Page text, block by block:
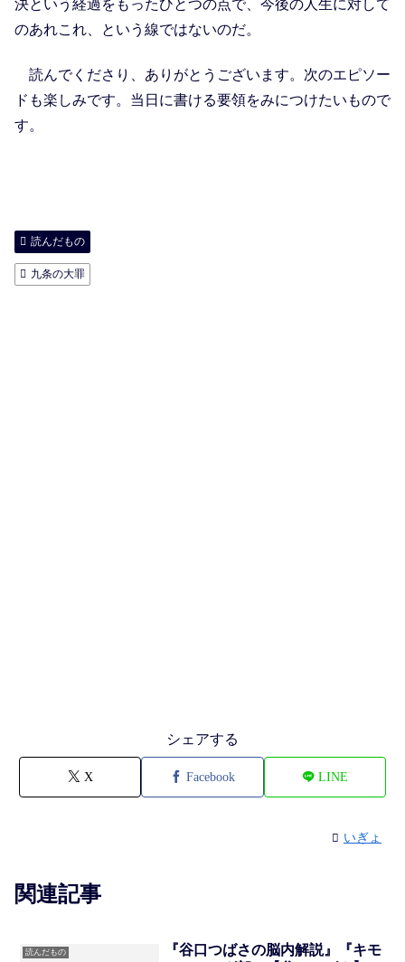
決という経過をもったひとつの点で、今後の人生に対して
のあれこれ、という線ではないのだ。
読んでくださり、ありがとうございます。次のエピソー
ドも楽しみです。当日に書ける要領をみにつけたいもので
す。
読んだもの
九条の大罪
シェアする
X Facebook LINE
いぎょ
関連記事
読んだもの
『谷口つばさの脳内解説』『キモ